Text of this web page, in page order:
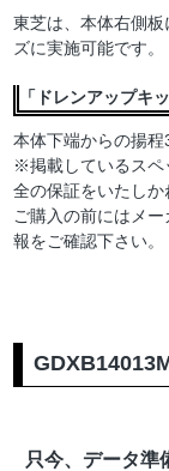
東芝は、本体右側
ズに実施可能です。
「ドレンアップキ
本体下端からの揚程
※掲載しているスペ
全の保証をいたしか
ご購入の前にはメ
報をご確認下さい。
只今、データ準